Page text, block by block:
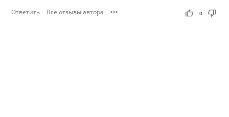
Ответить Все отзывы автора ••• thumb_up thumb_down
0